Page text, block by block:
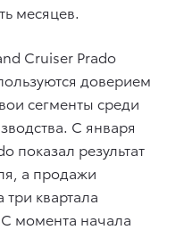
месяцев.
Cruiser Prado
доверием
сегменты среди
С января
показал результат
а продажи
квартала
момента начала